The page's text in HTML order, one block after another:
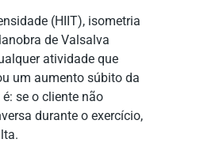
(HIIT), isometria
de Valsalva
atividade que
um aumento súbito da
se o cliente não
durante o exercício,